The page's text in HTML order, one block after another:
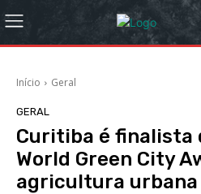
Início Geral
GERAL
Curitiba é finalista
World Green City
agricultura urbana